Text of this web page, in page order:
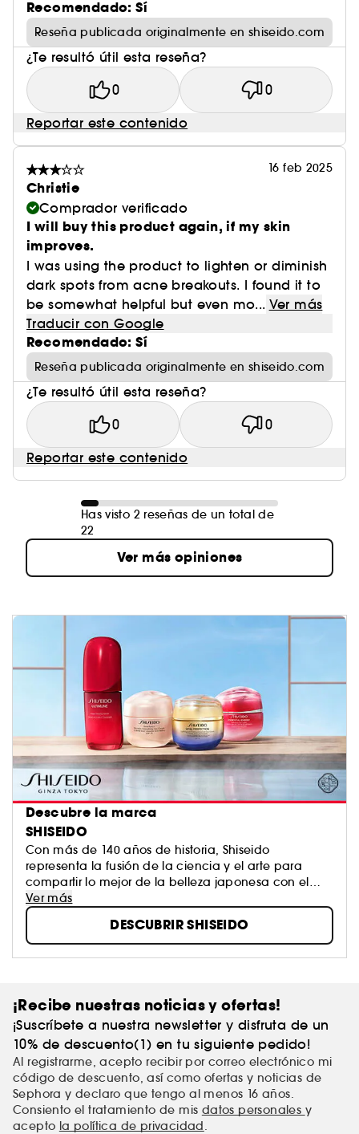
Recomendado: Sí
Reseña publicada originalmente en shiseido.com
¿Te resultó útil esta reseña?
0 0
Reportar este contenido
16 feb 2025
Christie
Comprador verificado
I will buy this product again, if my skin
improves.
I was using the product to lighten or diminish
dark spots from acne breakouts. I found it to
be somewhat helpful but even mo... Ver más
Traducir con Google
Recomendado: Sí
Reseña publicada originalmente en shiseido.com
¿Te resultó útil esta reseña?
0 0
Reportar este contenido
Has visto 2 reseñas de un total de
22
Ver más opiniones
Descubre la marca
SHISEIDO
Con más de 140 años de historia, Shiseido
representa la fusión de la ciencia y el arte para
compartir lo mejor de la belleza japonesa con el
mundo. La combinación de tradición, respeto,
bienestar y tecnología consiguen resultados
efectivos y el perfecto equilibrio entre cuerpo y
espíritu. Hoy, Shiseido sigue a la vanguardia de la
tecnología cosmética, siendo la marca más
Ver más
DESCUBRIR SHISEIDO
¡Recibe nuestras noticias y ofertas!
¡Suscríbete a nuestra newsletter y disfruta de un
10% de descuento(1) en tu siguiente pedido!
Al registrarme, acepto recibir por correo electrónico mi
código de descuento, así como ofertas y noticias de
Sephora y declaro que tengo al menos 16 años.
Consiento el tratamiento de mis datos personales y
acepto la política de privacidad.